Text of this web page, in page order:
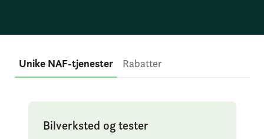
Unike NAF-tjenester Rabatter
Bilverksted og tester